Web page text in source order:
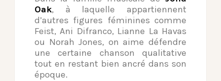
Oak, à laquelle appartiennent
d’autres figures féminines comme
Feist, Ani Difranco, Lianne La Havas
ou Norah Jones, on aime défendre
une certaine chanson qualitative
tout en restant bien ancré dans son
époque.